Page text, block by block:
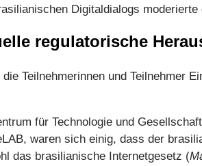
Digitaldialogs moderierte
regulatorische
Teilnehmerinnen und Teilnehmer
für Technologie und
waren sich einig, dass der
das brasilianische Internetgesetz (